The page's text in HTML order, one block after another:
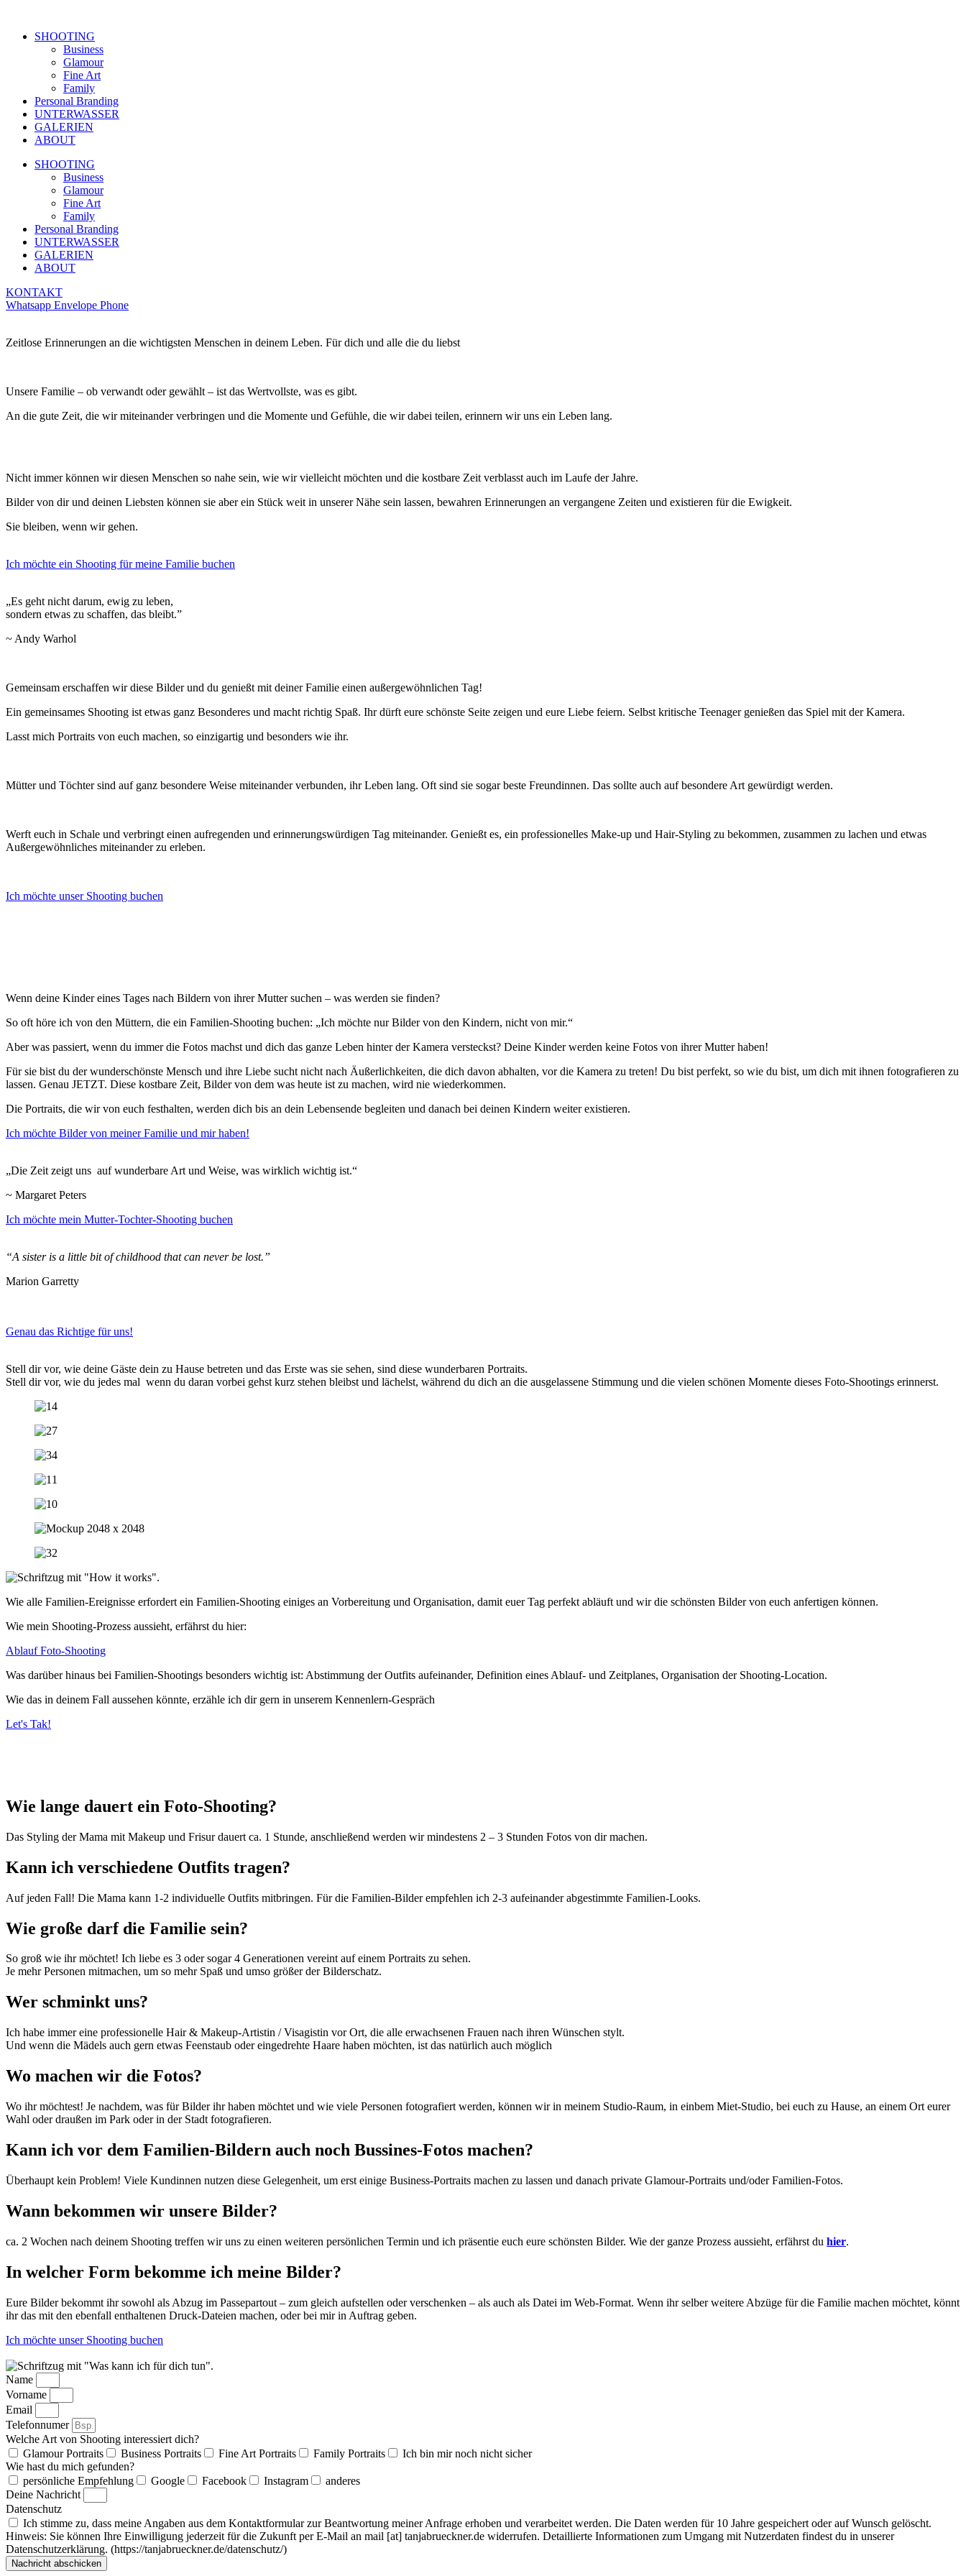
SHOOTING
Business
Glamour
Fine Art
Family
Personal Branding
UNTERWASSER
GALERIEN
ABOUT
SHOOTING
Business
Glamour
Fine Art
Family
Personal Branding
UNTERWASSER
GALERIEN
ABOUT
KONTAKT
Whatsapp Envelope Phone
Zeitlose Erinnerungen an die wichtigsten Menschen in deinem Leben. Für dich und alle die du liebst
Unsere Familie – ob verwandt oder gewählt – ist das Wertvollste, was es gibt.
An die gute Zeit, die wir miteinander verbringen und die Momente und Gefühle, die wir dabei teilen, erinnern wir uns ein Leben lang.
Nicht immer können wir diesen Menschen so nahe sein, wie wir vielleicht möchten und die kostbare Zeit verblasst auch im Laufe der Jahre.
Bilder von dir und deinen Liebsten können sie aber ein Stück weit in unserer Nähe sein lassen, bewahren Erinnerungen an vergangene Zeiten und existieren für die Ewigkeit.
Sie bleiben, wenn wir gehen.
Ich möchte ein Shooting für meine Familie buchen
„Es geht nicht darum, ewig zu leben,
sondern etwas zu schaffen, das bleibt.”
~ Andy Warhol
Gemeinsam erschaffen wir diese Bilder und du genießt mit deiner Familie einen außergewöhnlichen Tag!
Ein gemeinsames Shooting ist etwas ganz Besonderes und macht richtig Spaß. Ihr dürft eure schönste Seite zeigen und eure Liebe feiern. Selbst kritische Teenager genießen das Spiel mit der Kamera.
Lasst mich Portraits von euch machen, so einzigartig und besonders wie ihr.
Mütter und Töchter sind auf ganz besondere Weise miteinander verbunden, ihr Leben lang. Oft sind sie sogar beste Freundinnen. Das sollte auch auf besondere Art gewürdigt werden.
Werft euch in Schale und verbringt einen aufregenden und erinnerungswürdigen Tag miteinander. Genießt es, ein professionelles Make-up und Hair-Styling zu bekommen, zusammen zu lachen und etwas
Außergewöhnliches miteinander zu erleben.
Ich möchte unser Shooting buchen
Wenn deine Kinder eines Tages nach Bildern von ihrer Mutter suchen – was werden sie finden?
So oft höre ich von den Müttern, die ein Familien-Shooting buchen: „Ich möchte nur Bilder von den Kindern, nicht von mir.“
Aber was passiert, wenn du immer die Fotos machst und dich das ganze Leben hinter der Kamera versteckst? Deine Kinder werden keine Fotos von ihrer Mutter haben!
Für sie bist du der wunderschönste Mensch und ihre Liebe sucht nicht nach Äußerlichkeiten, die dich davon abhalten, vor die Kamera zu treten! Du bist perfekt, so wie du bist, um dich mit ihnen fotografieren zu
lassen. Genau JETZT. Diese kostbare Zeit, Bilder von dem was heute ist zu machen, wird nie wiederkommen.
Die Portraits, die wir von euch festhalten, werden dich bis an dein Lebensende begleiten und danach bei deinen Kindern weiter existieren.
Ich möchte Bilder von meiner Familie und mir haben!
„Die Zeit zeigt uns auf wunderbare Art und Weise, was wirklich wichtig ist.“
~ Margaret Peters
Ich möchte mein Mutter-Tochter-Shooting buchen
“A sister is a little bit of childhood that can never be lost.”
Marion Garretty
Genau das Richtige für uns!
Stell dir vor, wie deine Gäste dein zu Hause betreten und das Erste was sie sehen, sind diese wunderbaren Portraits.
Stell dir vor, wie du jedes mal wenn du daran vorbei gehst kurz stehen bleibst und lächelst, während du dich an die ausgelassene Stimmung und die vielen schönen Momente dieses Foto-Shootings erinnerst.
Wie alle Familien-Ereignisse erfordert ein Familien-Shooting einiges an Vorbereitung und Organisation, damit euer Tag perfekt abläuft und wir die schönsten Bilder von euch anfertigen können.
Wie mein Shooting-Prozess aussieht, erfährst du hier:
Ablauf Foto-Shooting
Was darüber hinaus bei Familien-Shootings besonders wichtig ist: Abstimmung der Outfits aufeinander, Definition eines Ablauf- und Zeitplanes, Organisation der Shooting-Location.
Wie das in deinem Fall aussehen könnte, erzähle ich dir gern in unserem Kennenlern-Gespräch
Let's Tak!
Wie lange dauert ein Foto-Shooting?
Das Styling der Mama mit Makeup und Frisur dauert ca. 1 Stunde, anschließend werden wir mindestens 2 – 3 Stunden Fotos von dir machen.
Kann ich verschiedene Outfits tragen?
Auf jeden Fall! Die Mama kann 1-2 individuelle Outfits mitbringen. Für die Familien-Bilder empfehlen ich 2-3 aufeinander abgestimmte Familien-Looks.
Wie große darf die Familie sein?
So groß wie ihr möchtet! Ich liebe es 3 oder sogar 4 Generationen vereint auf einem Portraits zu sehen.
Je mehr Personen mitmachen, um so mehr Spaß und umso größer der Bilderschatz.
Wer schminkt uns?
Ich habe immer eine professionelle Hair & Makeup-Artistin / Visagistin vor Ort, die alle erwachsenen Frauen nach ihren Wünschen stylt.
Und wenn die Mädels auch gern etwas Feenstaub oder eingedrehte Haare haben möchten, ist das natürlich auch möglich
Wo machen wir die Fotos?
Wo ihr möchtest! Je nachdem, was für Bilder ihr haben möchtet und wie viele Personen fotografiert werden, können wir in meinem Studio-Raum, in einbem Miet-Studio, bei euch zu Hause, an einem Ort eurer
Wahl oder draußen im Park oder in der Stadt fotografieren.
Kann ich vor dem Familien-Bildern auch noch Bussines-Fotos machen?
Überhaupt kein Problem! Viele Kundinnen nutzen diese Gelegenheit, um erst einige Business-Portraits machen zu lassen und danach private Glamour-Portraits und/oder Familien-Fotos.
Wann bekommen wir unsere Bilder?
ca. 2 Wochen nach deinem Shooting treffen wir uns zu einen weiteren persönlichen Termin und ich präsentie euch eure schönsten Bilder. Wie der ganze Prozess aussieht, erfährst du hier.
In welcher Form bekomme ich meine Bilder?
Eure Bilder bekommt ihr sowohl als Abzug im Passepartout – zum gleich aufstellen oder verschenken – als auch als Datei im Web-Format. Wenn ihr selber weitere Abzüge für die Familie machen möchtet, könnt
ihr das mit den ebenfall enthaltenen Druck-Dateien machen, oder bei mir in Auftrag geben.
Ich möchte unser Shooting buchen
Name
Vorname
Email
Telefonnumer
Welche Art von Shooting interessiert dich?
Glamour Portraits
Business Portraits Fine Art Portraits Family Portraits
Ich bin mir noch nicht sicher
Wie hast du mich gefunden?
persönliche Empfehlung
Google Facebook Instagram
anderes
Deine Nachricht
Datenschutz
Ich stimme zu, dass meine Angaben aus dem Kontaktformular zur Beantwortung meiner Anfrage erhoben und verarbeitet werden. Die Daten werden für 10 Jahre gespeichert oder auf Wunsch gelöscht.
Hinweis: Sie können Ihre Einwilligung jederzeit für die Zukunft per E-Mail an mail [at] tanjabrueckner.de widerrufen. Detaillierte Informationen zum Umgang mit Nutzerdaten findest du in unserer
Datenschutzerklärung. (https://tanjabrueckner.de/datenschutz/)
Nachricht abschicken